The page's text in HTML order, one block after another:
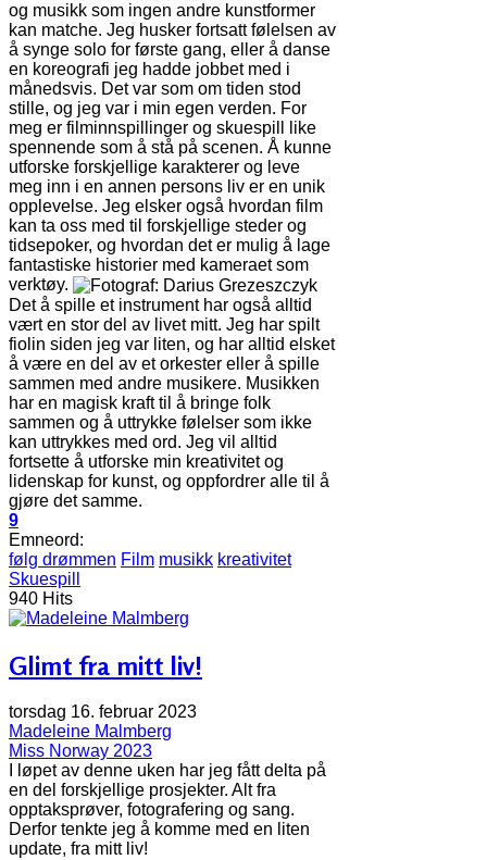
og musikk som ingen andre kunstformer
kan matche. Jeg husker fortsatt følelsen av
å synge solo for første gang, eller å danse
en koreografi jeg hadde jobbet med i
månedsvis. Det var som om tiden stod
stille, og jeg var i min egen verden. For
meg er filminnspillinger og skuespill like
spennende som å stå på scenen. Å kunne
utforske forskjellige karakterer og leve
meg inn i en annen persons liv er en unik
opplevelse. Jeg elsker også hvordan film
kan ta oss med til forskjellige steder og
tidsepoker, og hvordan det er mulig å lage
fantastiske historier med kameraet som
verktøy.
Det å spille et instrument har også alltid
vært en stor del av livet mitt. Jeg har spilt
fiolin siden jeg var liten, og har alltid elsket
å være en del av et orkester eller å spille
sammen med andre musikere. Musikken
har en magisk kraft til å bringe folk
sammen og å uttrykke følelser som ikke
kan uttrykkes med ord. Jeg vil alltid
fortsette å utforske min kreativitet og
lidenskap for kunst, og oppfordrer alle til å
gjøre det samme.
9
Emneord:
følg drømmen Film musikk kreativitet
Skuespill
940 Hits
Glimt fra mitt liv!
torsdag 16. februar 2023
Madeleine Malmberg
Miss Norway 2023
I løpet av denne uken har jeg fått delta på
en del forskjellige prosjekter. Alt fra
opptaksprøver, fotografering og sang.
Derfor tenkte jeg å komme med en liten
update, fra mitt liv!